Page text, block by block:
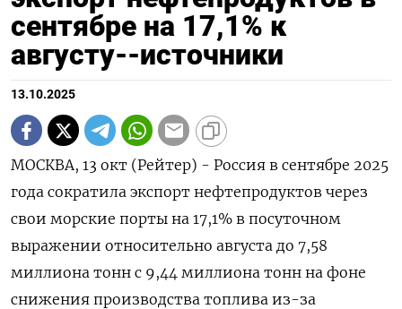
сентябре на 17,1% к
августу--источники
13.10.2025
МОСКВА, 13 окт (Рейтер) - Россия в сентябре 2025
года сократила экспорт нефтепродуктов через
свои морские порты на 17,1% в посуточном
выражении относительно августа до 7,58
миллиона тонн с 9,44 миллиона тонн на фоне
снижения производства топлива из-за